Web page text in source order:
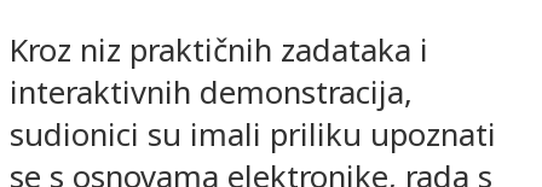
Kroz niz praktičnih zadataka i
interaktivnih demonstracija,
sudionici su imali priliku upoznati
se s osnovama elektronike, rada s